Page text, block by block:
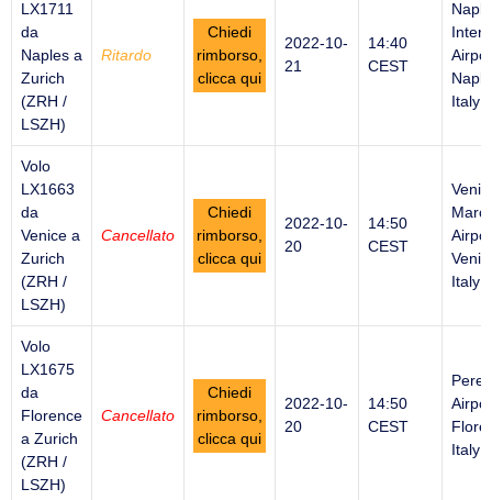
LX1711
da
Naples a
Zurich
(ZRH /
LSZH)
Ritardo
Chiedi
rimborso,
clicca qui
2022-10-
21
14:40
CEST
Italy
Volo
LX1663
da
Venice a
Zurich
(ZRH /
LSZH)
Cancellato
Chiedi
rimborso,
clicca qui
2022-10-
20
14:50
CEST
Italy
Volo
LX1675
da
Florence
a Zurich
(ZRH /
LSZH)
Cancellato
Chiedi
rimborso,
clicca qui
2022-10-
20
14:50
CEST
Italy